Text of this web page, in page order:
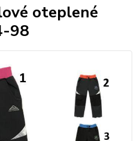
oteplené
98